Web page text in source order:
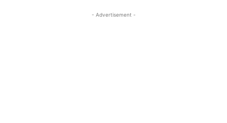
- Advertisement -